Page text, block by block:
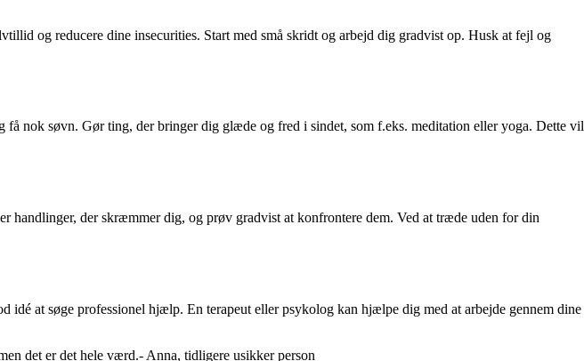
og reducere dine insecurities. Start med små skridt og arbejd dig gradvist op. Husk at fejl og
nok søvn. Gør ting, der bringer dig glæde og fred i sindet, som f.eks. meditation eller yoga. Dette vil
handlinger, der skræmmer dig, og prøv gradvist at konfrontere dem. Ved at træde uden for din
at søge professionel hjælp. En terapeut eller psykolog kan hjælpe dig med at arbejde gennem dine
det er det hele værd.- Anna, tidligere usikker person